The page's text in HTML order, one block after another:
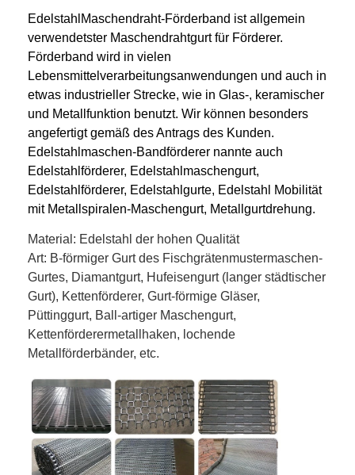
Hochtemperatur-Maschendraht
Nahrung Mesh Belt
Förderkette-Platte
Foto-voltaischer SolarMesh Belt
Kette Mesh Belt
Oven Conveyor Belt
EdelstahlMaschendraht-Förderband ist allgemein
verwendetster Maschendrahtgurt für Förderer.
Förderband wird in vielen
Lebensmittelverarbeitungsanwendungen und auch in
etwas industrieller Strecke, wie in Glas-, keramischer
und Metallfunktion benutzt. Wir können besonders
angefertigt gemäß des Antrags des Kunden.
Edelstahlmaschen-Bandförderer nannte auch
Edelstahlförderer, Edelstahlmaschengurt,
Edelstahlförderer, Edelstahlgurte, Edelstahl Mobilität
mit Metallspiralen-Maschengurt, Metallgurtdrehung.
Material: Edelstahl der hohen Qualität
Art: B-förmiger Gurt des Fischgrätenmustermaschen-
Gurtes, Diamantgurt, Hufeisengurt (langer städtischer
Gurt), Kettenförderer, Gurt-förmige Gläser,
Püttinggurt, Ball-artiger Maschengurt,
Kettenförderermetallhaken, lochende
Metallförderbänder, etc.